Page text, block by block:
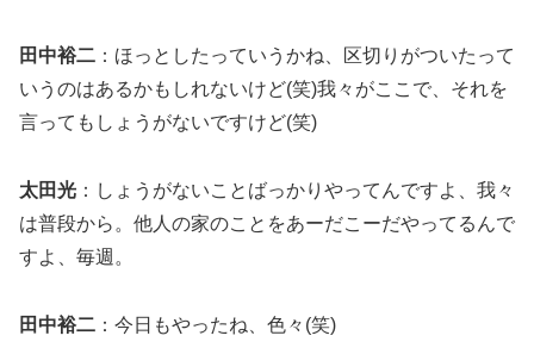
田中裕二 ：ほっとしたっていうかね、区切りがついたって
いうのはあるかもしれないけど(笑)我々がここで、それを
言ってもしょうがないですけど(笑)
太田光 ：しょうがないことばっかりやってんですよ、我々
は普段から。他人の家のことをあーだこーだやってるんで
すよ、毎週。
田中裕二 ：今日もやったね、色々(笑)